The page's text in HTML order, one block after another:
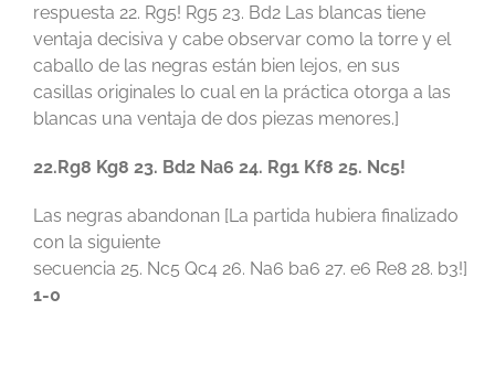
respuesta 22. Rg5! Rg5 23. Bd2 Las blancas tiene
ventaja decisiva y cabe observar como la torre y el
caballo de las negras están bien lejos, en sus
casillas originales lo cual en la práctica otorga a las
blancas una ventaja de dos piezas menores.]
22.Rg8 Kg8 23. Bd2 Na6 24. Rg1 Kf8 25. Nc5!
Las negras abandonan [La partida hubiera finalizado
con la siguiente
secuencia 25. Nc5 Qc4 26. Na6 ba6 27. e6 Re8 28. b3!]
1-0